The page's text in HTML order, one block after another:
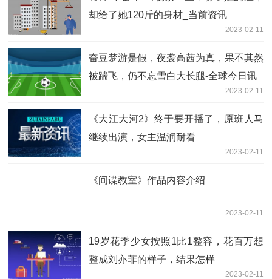
却给了她120斤的身材_当前资讯
2023-02-11
奋豆梦游是假，夜袭高茜为真，果不其然
被踹飞，仍不忘雪白大长腿-全球今日讯
2023-02-11
《大江大河2》终于要开播了，原班人马
继续出演，女主温润耐看
2023-02-11
《间谍教室》作品内容介绍
2023-02-11
19岁花季少女按照1比1整容，花百万想
整成刘亦菲的样子，结果怎样
2023-02-11